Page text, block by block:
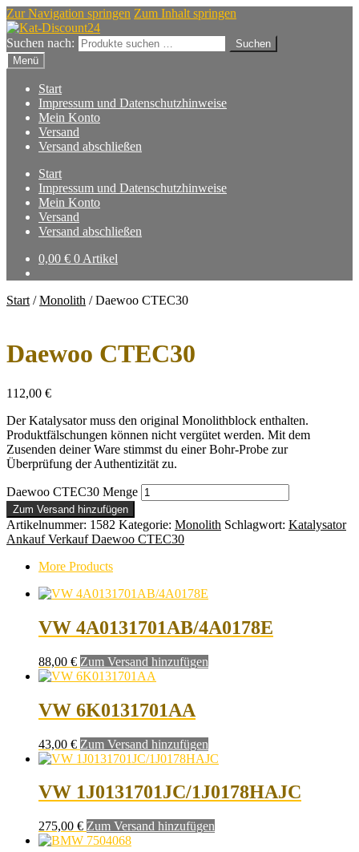
Zur Navigation springen Zum Inhalt springen
Suchen nach:
Suchen
Menü
Start
Impressum und Datenschutzhinweise
Mein Konto
Versand
Versand abschließen
Start
Impressum und Datenschutzhinweise
Mein Konto
Versand
Versand abschließen
0,00 € 0 Artikel
Start /Monolith /Daewoo CTEC30
Daewoo CTEC30
112,00 €
Der Katalysator muss den original Monolithblock enthalten.
Produktfälschungen können nicht vergütet werden. Mit dem
Zusenden deiner Ware stimmst du einer Bohr-Probe zur
Überprüfung der Authentizität zu.
Daewoo CTEC30 Menge
Zum Versand hinzufügen
Artikelnummer: 1582 Kategorie: Monolith Schlagwort: Katalysator
Ankauf Verkauf Daewoo CTEC30
More Products
VW 4A0131701AB/4A0178E
88,00 € Zum Versand hinzufügen
VW 6K0131701AA
43,00 € Zum Versand hinzufügen
VW 1J0131701JC/1J0178HAJC
275,00 € Zum Versand hinzufügen